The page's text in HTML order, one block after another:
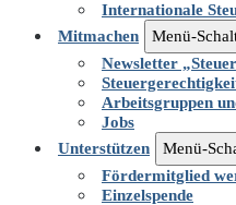
Internationale
Mitmachen
Menü-
Newsletter
Arbeitsgruppen
Jobs
Unterstützen
Menü-
Fördermitglied
Einzelspende